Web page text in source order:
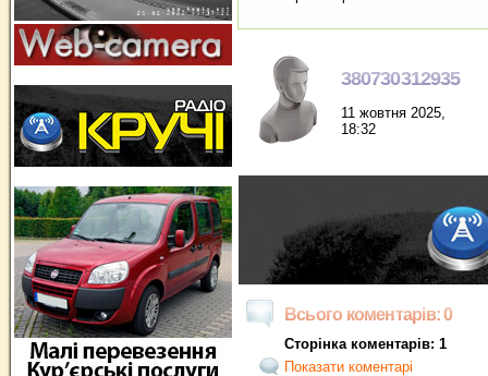
380730312935
11 жовтня 2025,
18:32
Всього коментарів: 0
Сторінка коментарів: 1
Показати коментарі